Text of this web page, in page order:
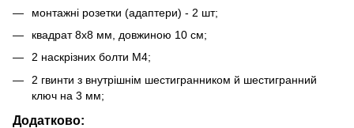
монтажні розетки (адаптери) - 2 шт;
квадрат 8х8 мм, довжиною 10 см;
2 наскрізних болти М4;
2 гвинти з внутрішнім шестигранником й шестигранний
ключ на 3 мм;
Додатково: